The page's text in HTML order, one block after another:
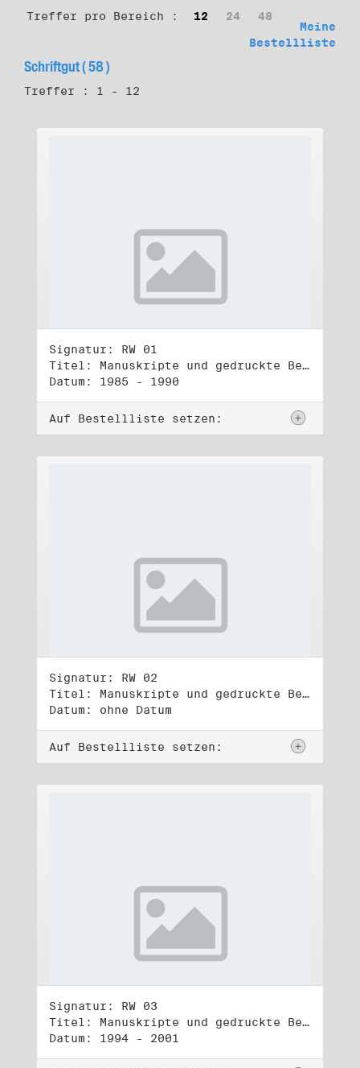
Treffer pro Bereich : 12 24
48
Meine
Bestellliste
Schriftgut ( 58 )
Treffer : 1 - 12
Signatur: RW 01
Titel: Manuskripte und gedruckte Belege (1)
Datum: 1985 - 1990
Auf Bestellliste setzen:
Signatur: RW 02
Titel: Manuskripte und gedruckte Belege (2)
Datum: ohne Datum
Auf Bestellliste setzen:
Signatur: RW 03
Titel: Manuskripte und gedruckte Belege (3)
Datum: 1994 - 2001